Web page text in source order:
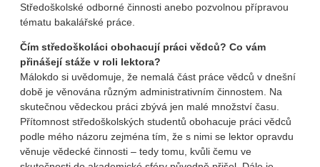
Středoškolské odborné činnosti anebo pozvolnou přípravou
tématu bakalářské práce.
Čím středoškoláci obohacují práci vědců? Co vám
přinášejí stáže v roli lektora?
Málokdo si uvědomuje, že nemalá část práce vědců v dnešní
době je věnována různým administrativním činnostem. Na
skutečnou vědeckou práci zbývá jen malé množství času.
Přítomnost středoškolských studentů obohacuje práci vědců
podle mého názoru zejména tím, že s nimi se lektor opravdu
věnuje vědecké činnosti – tedy tomu, kvůli čemu ve